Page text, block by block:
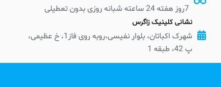
7روز هفته 24 ساعته شبانه روزی بدون تعطیلی
نشانی کلینیک زاگرس
شهرک اکباتان، بلوار نفیسی،روبه روی فاز1، خ عظیمی،
پ 42، طبقه 1